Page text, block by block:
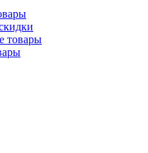
товары